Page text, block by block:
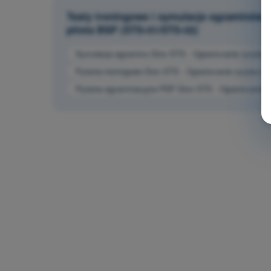
Testy treningowe i symulacje egzaminów
pilota BSP (STS-01/STS-02)
Symulacja egzaminu Dron STS - Ograniczanie ryzyka
Pytania treningowe Dron STS - Ograniczanie ryzyka na
Pytania egzaminacyjne PDF Dron STS -